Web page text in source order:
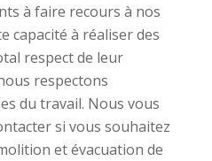
à faire recours à nos
capacité à réaliser des
respect de leur
respectons
du travail. Nous vous
si vous souhaitez
et évacuation de